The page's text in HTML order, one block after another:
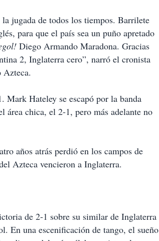
jugada de todos los tiempos. Barrilete
para que el país sea un puño apretado
Diego Armando Maradona. Gracias
2, Inglaterra cero”, narró el cronista
Azteca.
Mark Hateley se escapó por la banda
área chica, el 2-1, pero más adelante no
años atrás perdió en los campos de
Azteca vencieron a Inglaterra.
de 2-1 sobre su similar de Inglaterra
En una escenificación de tango, el sueño